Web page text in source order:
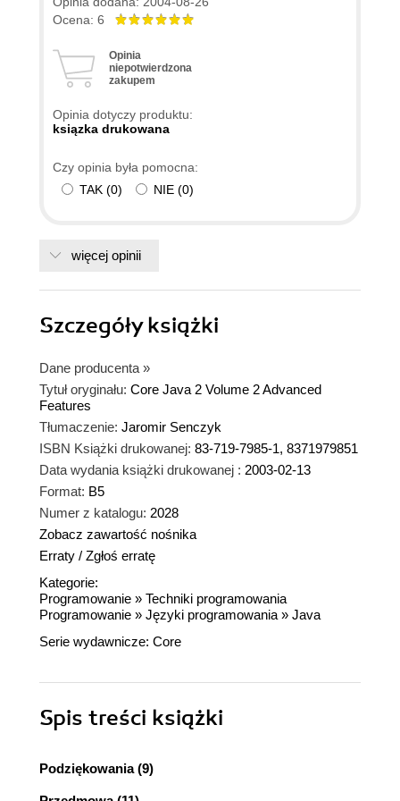
że jest trudna :), bo wymaga dobrej znajomości
dylemat w sprawie książki, to polecam Java 2
Podstawy + techniki zaawansowane - nie
RMI i JDBC (choć w rozdziale o RMI jeden z
Ocena: 6
Opinia
niepotwierdzona
zakupem
Opinia dotyczy produktu:
ksiązka drukowana
Czy opinia była pomocna:
TAK (0) NIE (0)
więcej opinii
Szczegółyksiążki
Dane producenta »
Tytuł oryginału: Core Java 2 Volume 2 Advanced
Features
Tłumaczenie: Jaromir Senczyk
ISBN Książki drukowanej: 83-719-7985-1, 8371979851
Data wydania książki drukowanej : 2003-02-13
Format: B5
Numer z katalogu: 2028
Zobacz zawartość nośnika
Erraty / Zgłoś erratę
Kategorie:
Programowanie » Techniki programowania
Programowanie » Języki programowania » Java
Serie wydawnicze: Core
Spis treści książki
Podziękowania (9)